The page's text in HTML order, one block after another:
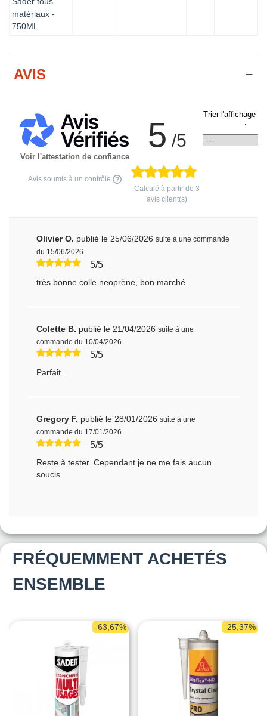
matériaux -
750ML
AVIS
Voir l'attestation de confiance
Avis soumis à un contrôle
5 /5
Calculé à partir de 3
avis client(s)
Trier l'affichage
:
Olivier O. publié le 25/06/2026 suite à une commande
du 15/06/2026
5/5
très bonne colle neoprène, bon marché
Colette B. publié le 21/04/2026 suite à une
commande du 10/04/2026
5/5
Parfait.
Gregory F. publié le 28/01/2026 suite à une
commande du 17/01/2026
5/5
Reste à tester. Cependant je ne me fais aucun
soucis.
FRÉQUEMMENT ACHETÉS
ENSEMBLE
-63,67% -25,37%